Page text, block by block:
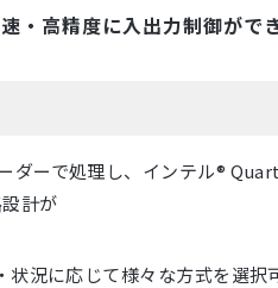
・高精度に入出力制御がで
ダーで処理し、インテル®
計が
況に応じて様々な方式を選択